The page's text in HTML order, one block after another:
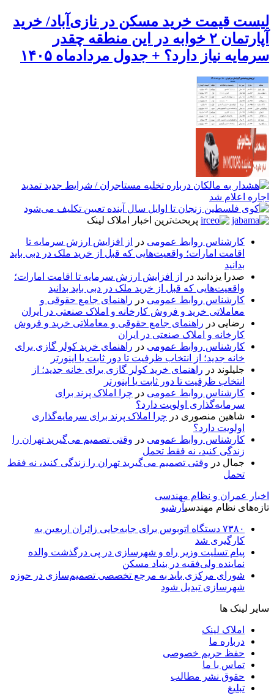
لیست قیمت خرید مسکن در نازی‌آباد/ خرید
آپارتمان ۲ خوابه در این منطقه چقدر
سرمایه نیاز دارد؟ + جدول مردادماه ۱۴۰۵
پربحث‌ترین اخبار املاک لینک
کارشناس روابط عمومی در
از افزایش ارزش سرمایه تا
اقامت امارات؛ واقعیت‌هایی که قبل از خرید ملک در دبی باید
بدانید
صدرا یزدانبد در
از افزایش ارزش سرمایه تا اقامت امارات؛
واقعیت‌هایی که قبل از خرید ملک در دبی باید بدانید
کارشناس روابط عمومی در راهنمای جامع حقوقی و
معاملاتی خرید و فروش کارخانه و املاک صنعتی در ایران
رضایی در راهنمای جامع حقوقی و معاملاتی خرید و فروش
کارخانه و املاک صنعتی در ایران
کارشناس روابط عمومی در راهنمای خرید کولر گازی برای
خانه جدید؛ از انتخاب ظرفیت تا دور ثابت یا اینورتر
جلیلوند در راهنمای خرید کولر گازی برای خانه جدید؛ از
انتخاب ظرفیت تا دور ثابت یا اینورتر
کارشناس روابط عمومی در چرا املاک پرند برای
سرمایه‌گذاری اولویت دارد؟
شاهین منصوری در چرا املاک پرند برای سرمایه‌گذاری
اولویت دارد؟
کارشناس روابط عمومی در وقتی تصمیم می‌گیرید تهران را
زندگی کنید، نه فقط تحمل
جمال در وقتی تصمیم می‌گیرید تهران را زندگی کنید، نه فقط
تحمل
اخبار عمران و نظام مهندسی
تازه‌های نظام مهندسیآرشیو
۷۳۸۰ دستگاه اتوبوس برای جابه‌جایی زائران اربعین به‌
کارگیری شد
پیام تسلیت وزیر راه و شهرسازی در پی درگذشت والده
نماینده ولی‌فقیه در بنیاد مسکن
شورای مرکزی باید به مرجع تخصصی تصمیم‌سازی در حوزه
شهرسازی تبدیل شود
سایر لینک ها
املاک لینک
درباره ما
حفظ حریم خصوصی
تماس با ما
حقوق نشر مطالب
تبلیغ